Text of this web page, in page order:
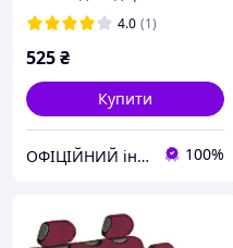
4.0 (1)
525₴
Купити
ОФІЦІЙНИЙ інтернет-магазин "KEGEL 24" від офіційного імпортера товарів KEGEL-BŁAŻUSIAK в Україну. 100%